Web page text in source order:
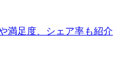
満足度、シェア率も紹介